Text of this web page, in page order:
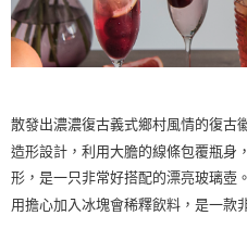
散發出濃濃復古義式鄉村風情的復古
造形設計，利用大膽的線條包覆瓶身
形，是一只非常好搭配的漂亮玻璃壺
用擔心加入冰塊會稀釋飲料，是一款